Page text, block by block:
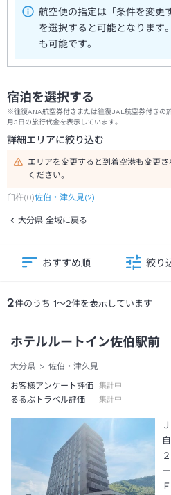
航空便の指定は「条件を変更
を選択すると可能となります
も可能です。
宿泊を選択する
※往復ANA航空券付きまたは往復JAL航空券付き
月3日の旅行代金を表示しています。
詳細エリアに絞り込む
エリアを変更すると到着空港も変更
ください。
臼杵(0)佐伯・津久見(2)
大分県 全域に戻る
2件のうち 1～2件を表示しています
おすすめ順 絞り
ホテルルートイン佐伯駅前
大分県
佐伯・津久見
お客様アンケート評価
集計中
るるぶトラベル評価 集計中